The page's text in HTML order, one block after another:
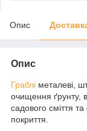
Опис
Опис
Граблі металеві,
очищення ґрунту,
садового сміття
покриття.